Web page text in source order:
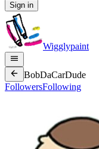
Sign in
Wigglypaint
BobDaCarDude
FollowersFollowing